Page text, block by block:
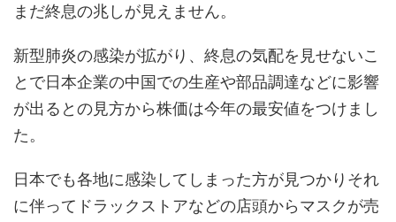
まだ終息の兆しが見えません。
新型肺炎の感染が拡がり、終息の気配を見せないこ
とで日本企業の中国での生産や部品調達などに影響
が出るとの見方から株価は今年の最安値をつけまし
た。
日本でも各地に感染してしまった方が見つかりそれ
に伴ってドラックストアなどの店頭からマスクが売